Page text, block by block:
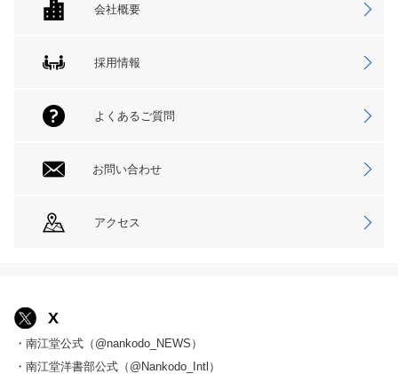
会社概要
採用情報
よくあるご質問
お問い合わせ
アクセス
X
・南江堂公式（@nankodo_NEWS）
・南江堂洋書部公式（@Nankodo_Intl）